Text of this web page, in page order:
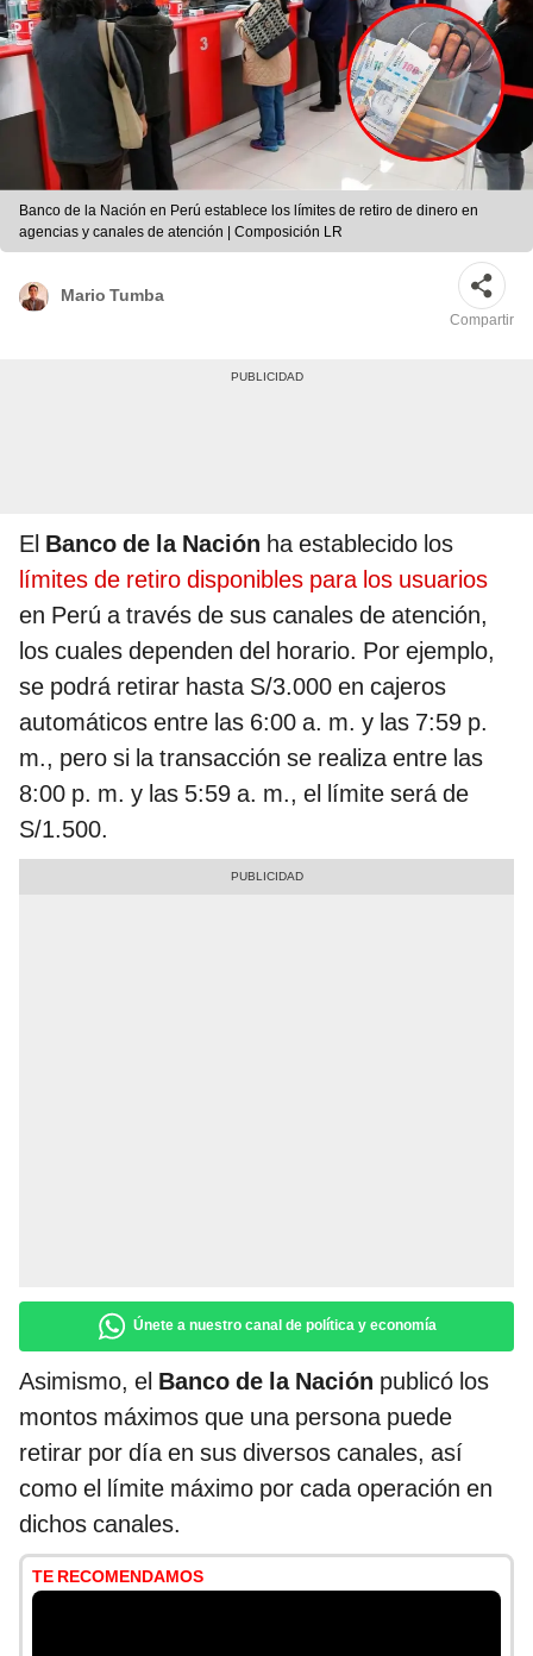
Banco de la Nación en Perú establece los límites de retiro de dinero en
agencias y canales de atención | Composición LR
Mario Tumba
Compartir
El Banco de la Nación ha establecido los
límites de retiro disponibles para los usuarios
en Perú a través de sus canales de atención,
los cuales dependen del horario. Por ejemplo,
se podrá retirar hasta S/3.000 en cajeros
automáticos entre las 6:00 a. m. y las 7:59 p.
m., pero si la transacción se realiza entre las
8:00 p. m. y las 5:59 a. m., el límite será de
S/1.500.
Únete a nuestro canal de política y economía
Asimismo, el Banco de la Nación publicó los
montos máximos que una persona puede
retirar por día en sus diversos canales, así
como el límite máximo por cada operación en
dichos canales.
TE RECOMENDAMOS